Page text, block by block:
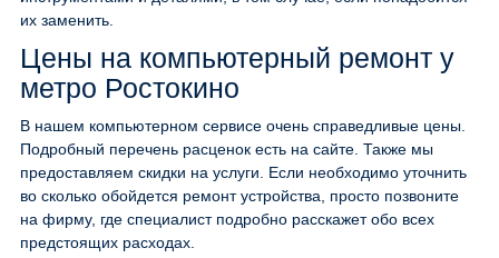
их заменить.
Цены на компьютерный ремонт у
метро Ростокино
В нашем компьютерном сервисе очень справедливые цены.
Подробный перечень расценок есть на сайте. Также мы
предоставляем скидки на услуги. Если необходимо уточнить
во сколько обойдется ремонт устройства, просто позвоните
на фирму, где специалист подробно расскажет обо всех
предстоящих расходах.